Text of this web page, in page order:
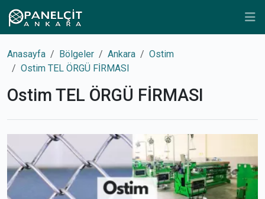
Anasayfa Bölgeler Ankara
Ostim
Ostim TEL ÖRGÜ FİRMASI
Ostim TEL ÖRGÜ FİRMASI